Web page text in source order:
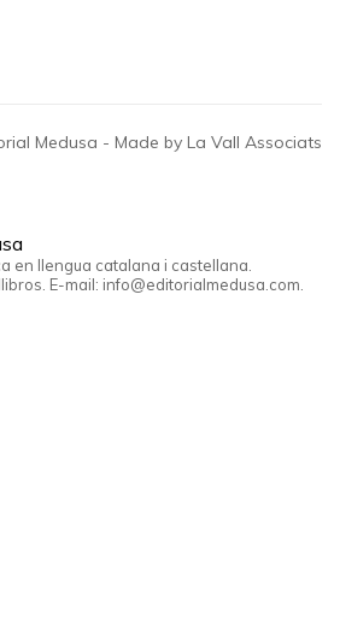
Medusa - Made by La Vall Associats
en llengua catalana i castellana.
E-mail: info@editorialmedusa.com.